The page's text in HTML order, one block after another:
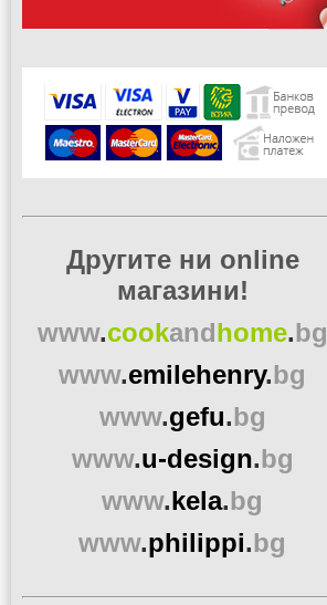
Другите ни online
магазини!
www.cookandhome.bg
www.emilehenry.bg
www.gefu.bg
www.u-design.bg
www.kela.bg
www.philippi.bg